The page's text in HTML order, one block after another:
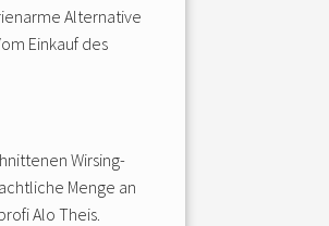
Alternative
Einkauf des
Wirsing-
Menge an
Alo Theis.